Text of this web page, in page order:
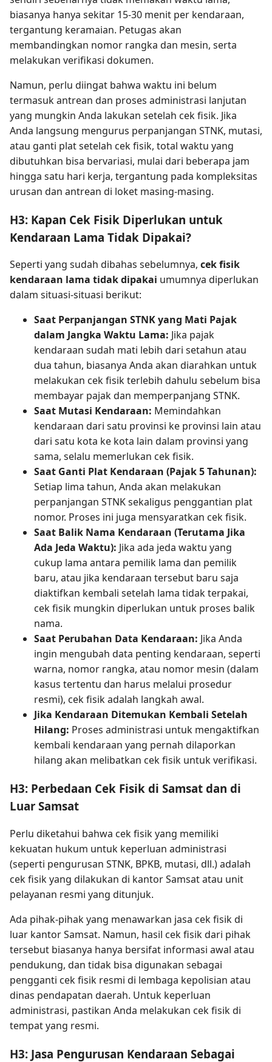
biasanya hanya sekitar 15-30 menit per kendaraan,
tergantung keramaian. Petugas akan
membandingkan nomor rangka dan mesin, serta
melakukan verifikasi dokumen.
Namun, perlu diingat bahwa waktu ini belum
termasuk antrean dan proses administrasi lanjutan
yang mungkin Anda lakukan setelah cek fisik. Jika
Anda langsung mengurus perpanjangan STNK, mutasi,
atau ganti plat setelah cek fisik, total waktu yang
dibutuhkan bisa bervariasi, mulai dari beberapa jam
hingga satu hari kerja, tergantung pada kompleksitas
urusan dan antrean di loket masing-masing.
H3: Kapan Cek Fisik Diperlukan untuk
Kendaraan Lama Tidak Dipakai?
Seperti yang sudah dibahas sebelumnya, cek fisik
kendaraan lama tidak dipakai umumnya diperlukan
dalam situasi-situasi berikut:
Saat Perpanjangan STNK yang Mati Pajak
dalam Jangka Waktu Lama: Jika pajak
kendaraan sudah mati lebih dari setahun atau
dua tahun, biasanya Anda akan diarahkan untuk
melakukan cek fisik terlebih dahulu sebelum bisa
membayar pajak dan memperpanjang STNK.
Saat Mutasi Kendaraan: Memindahkan
kendaraan dari satu provinsi ke provinsi lain atau
dari satu kota ke kota lain dalam provinsi yang
sama, selalu memerlukan cek fisik.
Saat Ganti Plat Kendaraan (Pajak 5 Tahunan):
Setiap lima tahun, Anda akan melakukan
perpanjangan STNK sekaligus penggantian plat
nomor. Proses ini juga mensyaratkan cek fisik.
Saat Balik Nama Kendaraan (Terutama Jika
Ada Jeda Waktu): Jika ada jeda waktu yang
cukup lama antara pemilik lama dan pemilik
baru, atau jika kendaraan tersebut baru saja
diaktifkan kembali setelah lama tidak terpakai,
cek fisik mungkin diperlukan untuk proses balik
nama.
Saat Perubahan Data Kendaraan: Jika Anda
ingin mengubah data penting kendaraan, seperti
warna, nomor rangka, atau nomor mesin (dalam
kasus tertentu dan harus melalui prosedur
resmi), cek fisik adalah langkah awal.
Jika Kendaraan Ditemukan Kembali Setelah
Hilang: Proses administrasi untuk mengaktifkan
kembali kendaraan yang pernah dilaporkan
hilang akan melibatkan cek fisik untuk verifikasi.
H3: Perbedaan Cek Fisik di Samsat dan di
Luar Samsat
Perlu diketahui bahwa cek fisik yang memiliki
kekuatan hukum untuk keperluan administrasi
(seperti pengurusan STNK, BPKB, mutasi, dll.) adalah
cek fisik yang dilakukan di kantor Samsat atau unit
pelayanan resmi yang ditunjuk.
Ada pihak-pihak yang menawarkan jasa cek fisik di
luar kantor Samsat. Namun, hasil cek fisik dari pihak
tersebut biasanya hanya bersifat informasi awal atau
pendukung, dan tidak bisa digunakan sebagai
pengganti cek fisik resmi di lembaga kepolisian atau
dinas pendapatan daerah. Untuk keperluan
administrasi, pastikan Anda melakukan cek fisik di
tempat yang resmi.
H3: Jasa Pengurusan Kendaraan Sebagai